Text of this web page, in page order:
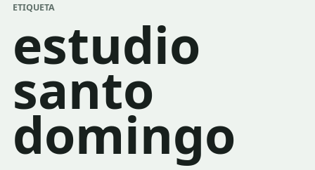
ETIQUETA
estudio
santo
domingo